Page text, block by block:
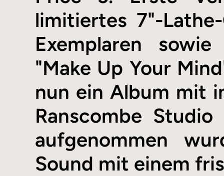
limitiertes 7"-
Exemplaren
"Make Up Your
nun ein Album mit
Ranscombe
aufgenommen
Sound mit einem